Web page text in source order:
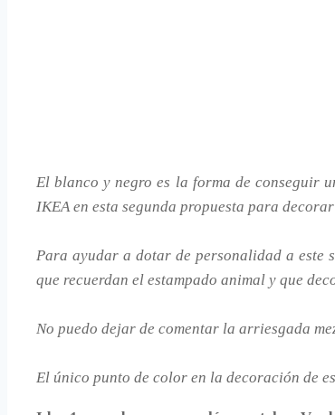
El blanco y negro es la forma de conseguir
IKEA en esta segunda propuesta para
Para ayudar a dotar de personalidad a este
que recuerdan el estampado animal y que
No puedo dejar de comentar la arriesgada
El único punto de color en la decoración de